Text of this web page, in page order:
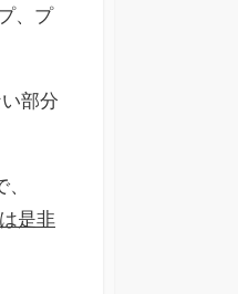
、プ
部分
是非